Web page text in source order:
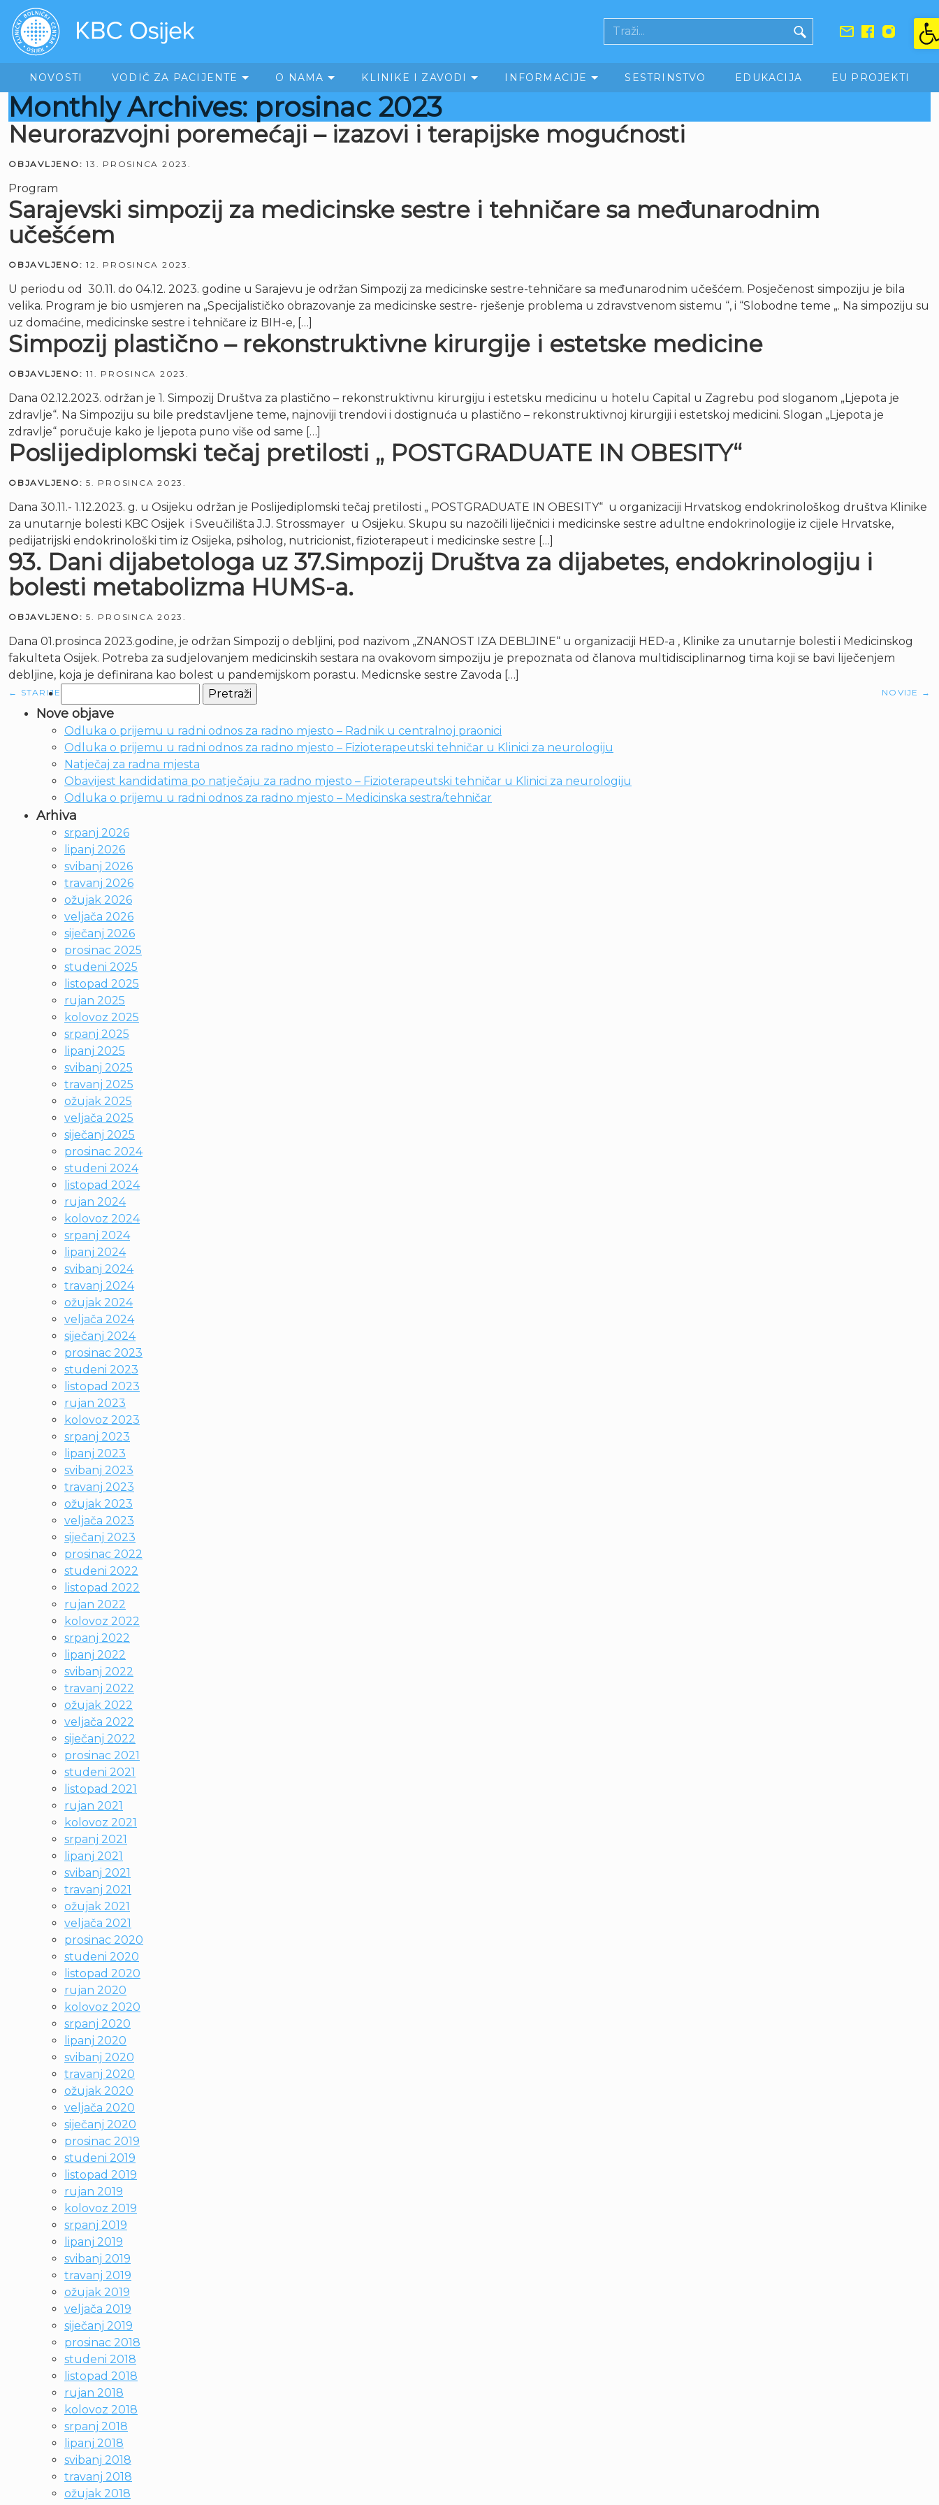
NOVOSTI VODIČ ZA PACIJENTE O NAMA KLINIKE I ZAVODI INFORMACIJE SESTRINSTVO EDUKACIJA EU PROJEKTI
Monthly Archives: prosinac 2023
Neurorazvojni poremećaji – izazovi i terapijske mogućnosti
OBJAVLJENO: 13. PROSINCA 2023.
Program
Sarajevski simpozij za medicinske sestre i tehničare sa međunarodnim
učešćem
OBJAVLJENO: 12. PROSINCA 2023.
U periodu od 30.11. do 04.12. 2023. godine u Sarajevu je održan Simpozij za medicinske sestre-tehničare sa međunarodnim učešćem. Posječenost simpoziju je bila
velika. Program je bio usmjeren na „Specijalističko obrazovanje za medicinske sestre- rješenje problema u zdravstvenom sistemu “, i “Slobodne teme „. Na simpoziju su
uz domaćine, medicinske sestre i tehničare iz BIH-e, […]
Simpozij plastično – rekonstruktivne kirurgije i estetske medicine
OBJAVLJENO: 11. PROSINCA 2023.
Dana 02.12.2023. održan je 1. Simpozij Društva za plastično – rekonstruktivnu kirurgiju i estetsku medicinu u hotelu Capital u Zagrebu pod sloganom „Ljepota je
zdravlje“. Na Simpoziju su bile predstavljene teme, najnoviji trendovi i dostignuća u plastično – rekonstruktivnoj kirurgiji i estetskoj medicini. Slogan „Ljepota je
zdravlje“ poručuje kako je ljepota puno više od same […]
Poslijediplomski tečaj pretilosti „ POSTGRADUATE IN OBESITY“
OBJAVLJENO: 5. PROSINCA 2023.
Dana 30.11.- 1.12.2023. g. u Osijeku održan je Poslijediplomski tečaj pretilosti „ POSTGRADUATE IN OBESITY“ u organizaciji Hrvatskog endokrinološkog društva Klinike
za unutarnje bolesti KBC Osijek i Sveučilišta J.J. Strossmayer u Osijeku. Skupu su nazočili liječnici i medicinske sestre adultne endokrinologije iz cijele Hrvatske,
pedijatrijski endokrinološki tim iz Osijeka, psiholog, nutricionist, fizioterapeut i medicinske sestre […]
93. Dani dijabetologa uz 37.Simpozij Društva za dijabetes, endokrinologiju i
bolesti metabolizma HUMS-a.
OBJAVLJENO: 5. PROSINCA 2023.
Dana 01.prosinca 2023.godine, je održan Simpozij o debljini, pod nazivom „ZNANOST IZA DEBLJINE“ u organizaciji HED-a , Klinike za unutarnje bolesti i Medicinskog
fakulteta Osijek. Potreba za sudjelovanjem medicinskih sestara na ovakovom simpoziju je prepoznata od članova multidisciplinarnog tima koji se bavi liječenjem
debljine, koja je definirana kao bolest u pandemijskom porastu. Medicnske sestre Zavoda […]
← STARIJE NOVIJE →
Nove objave
Odluka o prijemu u radni odnos za radno mjesto – Radnik u centralnoj praonici
Odluka o prijemu u radni odnos za radno mjesto – Fizioterapeutski tehničar u Klinici za neurologiju
Natječaj za radna mjesta
Obavijest kandidatima po natječaju za radno mjesto – Fizioterapeutski tehničar u Klinici za neurologiju
Odluka o prijemu u radni odnos za radno mjesto – Medicinska sestra/tehničar
Arhiva
srpanj 2026
lipanj 2026
svibanj 2026
travanj 2026
ožujak 2026
veljača 2026
siječanj 2026
prosinac 2025
studeni 2025
listopad 2025
rujan 2025
kolovoz 2025
srpanj 2025
lipanj 2025
svibanj 2025
travanj 2025
ožujak 2025
veljača 2025
siječanj 2025
prosinac 2024
studeni 2024
listopad 2024
rujan 2024
kolovoz 2024
srpanj 2024
lipanj 2024
svibanj 2024
travanj 2024
ožujak 2024
veljača 2024
siječanj 2024
prosinac 2023
studeni 2023
listopad 2023
rujan 2023
kolovoz 2023
srpanj 2023
lipanj 2023
svibanj 2023
travanj 2023
ožujak 2023
veljača 2023
siječanj 2023
prosinac 2022
studeni 2022
listopad 2022
rujan 2022
kolovoz 2022
srpanj 2022
lipanj 2022
svibanj 2022
travanj 2022
ožujak 2022
veljača 2022
siječanj 2022
prosinac 2021
studeni 2021
listopad 2021
rujan 2021
kolovoz 2021
srpanj 2021
lipanj 2021
svibanj 2021
travanj 2021
ožujak 2021
veljača 2021
prosinac 2020
studeni 2020
listopad 2020
rujan 2020
kolovoz 2020
srpanj 2020
lipanj 2020
svibanj 2020
travanj 2020
ožujak 2020
veljača 2020
siječanj 2020
prosinac 2019
studeni 2019
listopad 2019
rujan 2019
kolovoz 2019
srpanj 2019
lipanj 2019
svibanj 2019
travanj 2019
ožujak 2019
veljača 2019
siječanj 2019
prosinac 2018
studeni 2018
listopad 2018
rujan 2018
kolovoz 2018
srpanj 2018
lipanj 2018
svibanj 2018
travanj 2018
ožujak 2018